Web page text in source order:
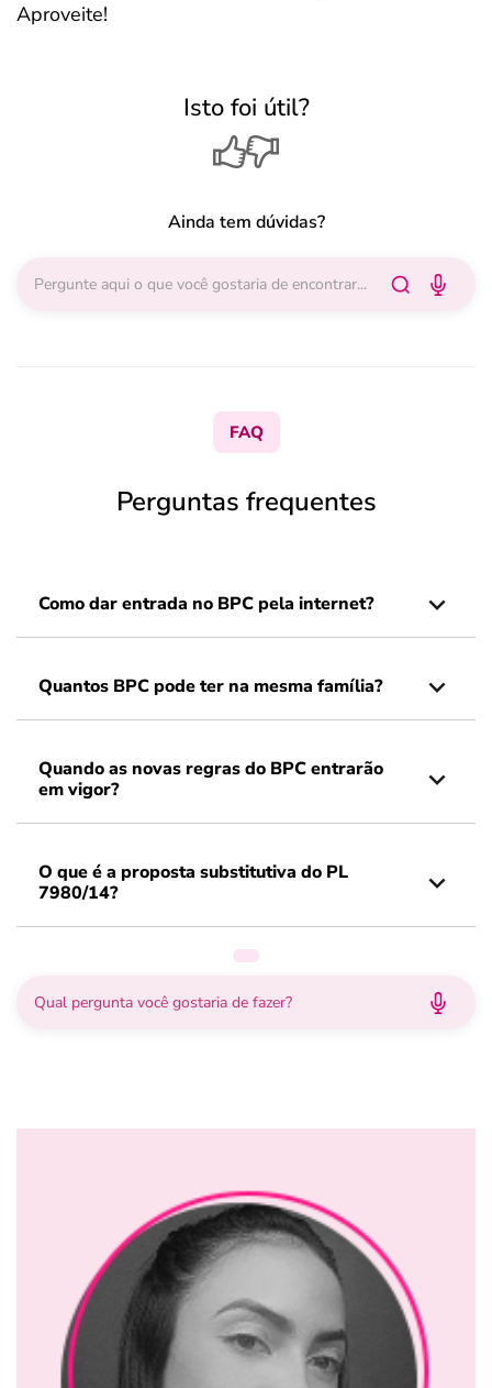
Aproveite!
Isto foi útil?
Ainda tem dúvidas?
FAQ
Perguntas frequentes
Como dar entrada no BPC pela internet?
Quantos BPC pode ter na mesma família?
Quando as novas regras do BPC entrarão
em vigor?
O que é a proposta substitutiva do PL
7980/14?